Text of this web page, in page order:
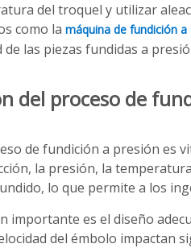
del troquel y utilizar
como la máquina de fundición
de las piezas fundidas a
del proceso de
de fundición a presión es
la presión, la
lo que permite a los
importante es el diseño
del émbolo impactan